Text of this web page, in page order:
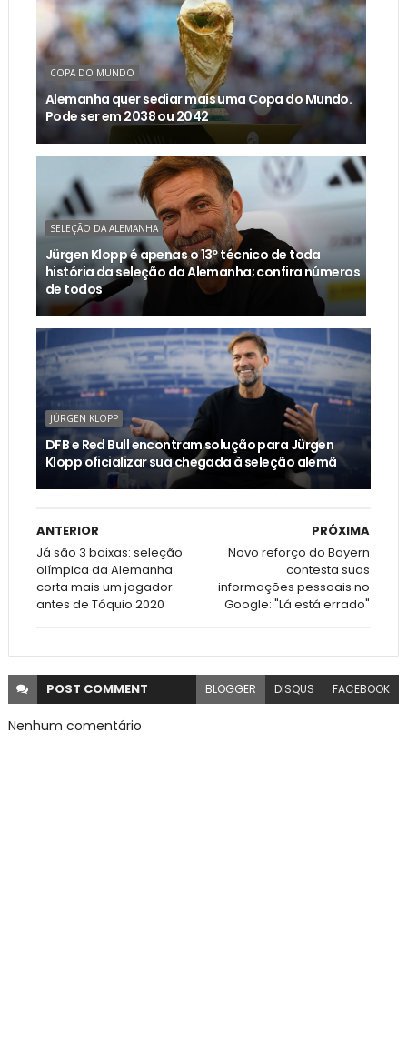
COPA DO MUNDO
Alemanha quer sediar mais uma Copa do Mundo.
Pode ser em 2038 ou 2042
SELEÇÃO DA ALEMANHA
Jürgen Klopp é apenas o 13º técnico de toda
história da seleção da Alemanha; confira números
de todos
JÜRGEN KLOPP
DFB e Red Bull encontram solução para Jürgen
Klopp oficializar sua chegada à seleção alemã
PRÓXIMA
Novo reforço do Bayern
contesta suas
informações pessoais no
Google: "Lá está errado"
ANTERIOR
Já são 3 baixas: seleção
olímpica da Alemanha
corta mais um jogador
antes de Tóquio 2020
POST COMMENT BLOGGER DISQUS FACEBOOK
Nenhum comentário